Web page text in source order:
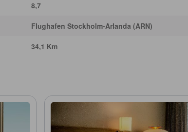
8,7
Flughafen Stockholm-Arlanda (ARN)
34,1 Km